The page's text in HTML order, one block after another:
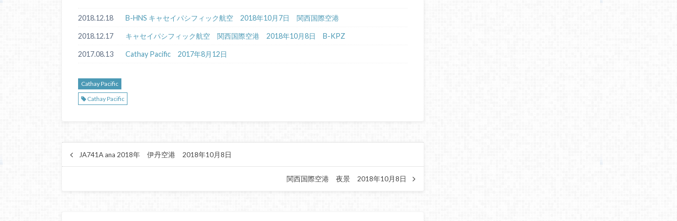
2018.12.18 B-HNS キャセイパシフィック航空 2018年10月7日 関西国際空港
2018.12.17 キャセイパシフィック航空 関西国際空港 2018年10月8日 B-KPZ
2017.08.13 Cathay Pacific 2017年8月12日
Cathay Pacific
Cathay Pacific
JA741A ana 2018年 伊丹空港 2018年10月8日
関西国際空港 夜景 2018年10月8日